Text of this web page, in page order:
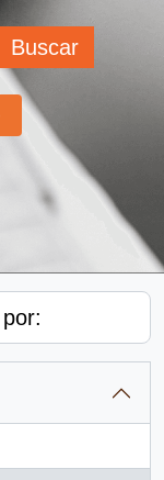
Buscar